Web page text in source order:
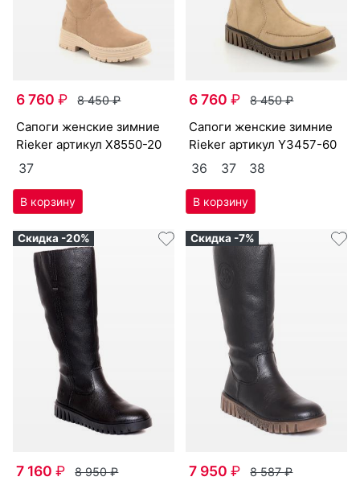
6 760₽ 8 450₽
са­поги женс­кие зим­ние
Ri­eker артикулX8550-20
37
6 760₽ 8 450₽
са­поги женс­кие зим­ние
Ri­eker артикулY3457-60
36 37 38
Скидка -20%
7 160₽ 8 950₽
Скидка -7%
7 950₽ 8 587₽